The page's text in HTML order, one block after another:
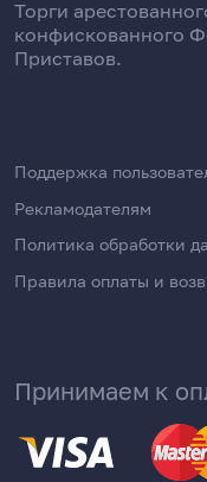
Торги
конфискованного
Приставов.
Поддержка
Рекламодателям
Политика обработки
Правила оплаты и
Принимаем к